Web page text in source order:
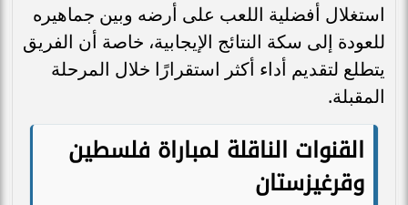
استغلال أفضلية اللعب على أرضه وبين جماهيره
للعودة إلى سكة النتائج الإيجابية، خاصة أن الفريق
يتطلع لتقديم أداء أكثر استقرارًا خلال المرحلة
المقبلة.
القنوات الناقلة لمباراة فلسطين
وقرغيزستان